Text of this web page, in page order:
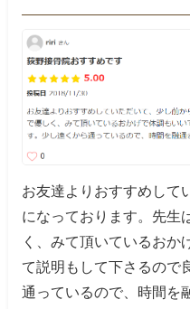
お友達よりおすすめして
になっております。先生
く、みて頂いているおか
て説明もして下さるので
通っているので、時間を